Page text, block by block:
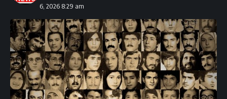
6, 2026 8:29 am